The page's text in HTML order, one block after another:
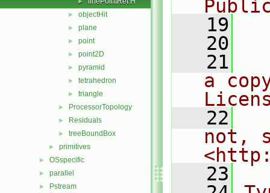
► objectHit
► plane
► point
► point2D
► pyramid
► tetrahedron
► triangle
► ProcessorTopology
► Residuals
► treeBoundBox
► primitives
► OSspecific
► parallel
► Pstream
   19
   20
   21
a
   22
not,
   23